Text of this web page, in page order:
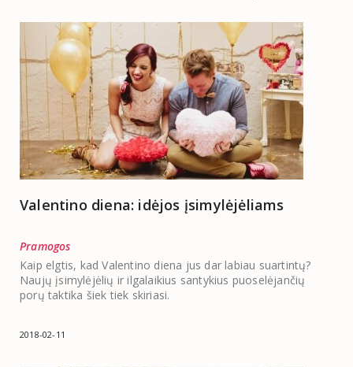
Valentino diena: idėjos įsimylėjėliams
Pramogos
Kaip elgtis, kad Valentino diena jus dar labiau suartintų?
Naujų įsimylėjėlių ir ilgalaikius santykius puoselėjančių
porų taktika šiek tiek skiriasi.
2018-02-11